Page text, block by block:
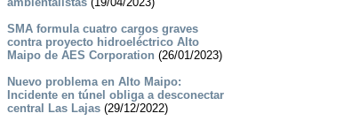
SMA formula cuatro cargos graves
contra proyecto hidroeléctrico Alto
Maipo de AES Corporation (26/01/2023)
Nuevo problema en Alto Maipo:
Incidente en túnel obliga a desconectar
central Las Lajas(29/12/2022)